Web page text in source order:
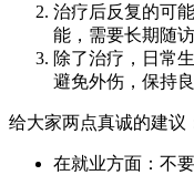
治疗后反复的可
能，需要长期随访
除了治疗，日常
避免外伤，保持
给大家两点真诚的建议
在就业方面：不